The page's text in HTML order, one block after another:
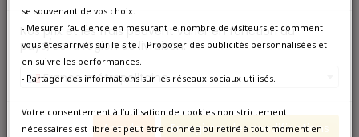
Nos prix et les frais peuvent varier en fonction du
pays/de la région de livraison.
France métropolitaine
Annuler Enregistrer les modifications
Classement Grand Cru Classé
Cépage Dominant
Température De
Service
16°C-18°C.
se souvenant de vos choix.
- Mesurer l’audience en mesurant le nombre de visiteurs et comment
vous êtes arrivés sur le site. - Proposer des publicités personnalisées et
en suivre les performances.
- Partager des informations sur les réseaux sociaux utilisés.
Votre consentement à l’utilisation de cookies non strictement
nécessaires est libre et peut être donnée ou retiré à tout moment en